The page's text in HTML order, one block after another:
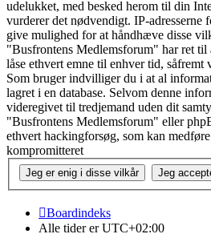
udelukket, med besked herom til din
vurderer det nødvendigt. IP-
give mulighed for at håndhæve disse
"Busfrontens Medlemsforum" har ret
låse ethvert emne til enhver tid, såfremt
Som bruger indvilliger du i at al
lagret i en database. Selvom denne
videregivet til tredjemand uden dit
"Busfrontens Medlemsforum" eller
ethvert hackingforsøg, som kan
kompromitteret
Boardindeks
Alle tider erUTC+02:00